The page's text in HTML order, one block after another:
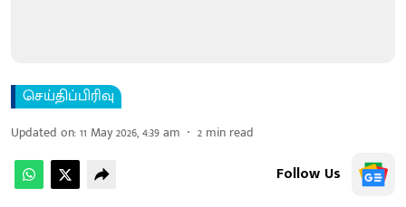
செய்திப்பிரிவு
Updated on:11 May 2026, 4:39 am 2 min read
Follow Us